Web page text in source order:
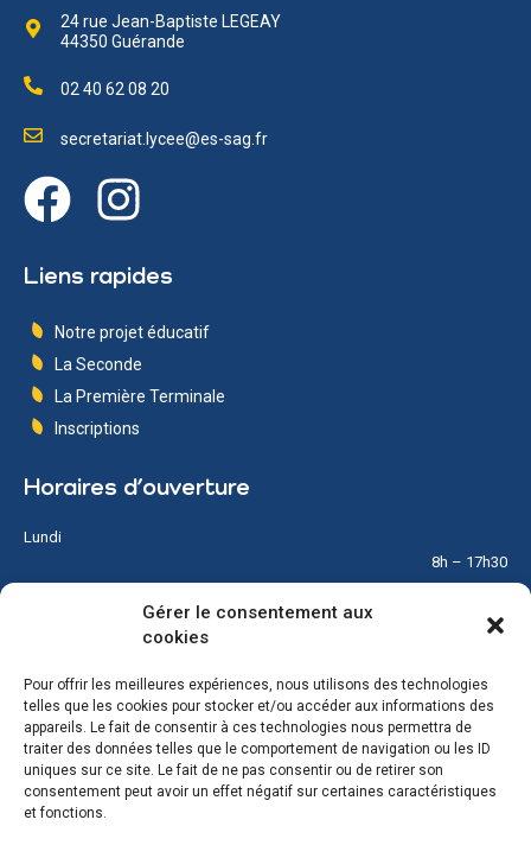
Gérer le consentement aux
cookies
Pour offrir les meilleures expériences, nous utilisons des technologies
telles que les cookies pour stocker et/ou accéder aux informations des
appareils. Le fait de consentir à ces technologies nous permettra de
traiter des données telles que le comportement de navigation ou les ID
uniques sur ce site. Le fait de ne pas consentir ou de retirer son
consentement peut avoir un effet négatif sur certaines caractéristiques
et fonctions.
24 rue Jean-Baptiste LEGEAY
44350 Guérande
02 40 62 08 20
secretariat.lycee@es-sag.fr
Liens rapides
Notre projet éducatif
La Seconde
La Première Terminale
Inscriptions
Horaires d’ouverture
Lundi
8h – 17h30
8h – 17h30
Mercredi
8h – 12h
Jeudi
8h – 17h30